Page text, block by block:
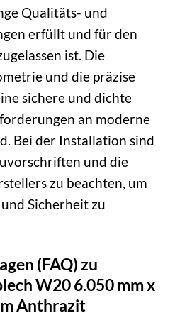
Qualitäts- und
erfüllt und für den
ist. Die
und die präzise
sichere und dichte
an moderne
Bei der Installation sind
und die
zu beachten, um
Sicherheit zu
(FAQ) zu
W20 6.050 mm x
Anthrazit